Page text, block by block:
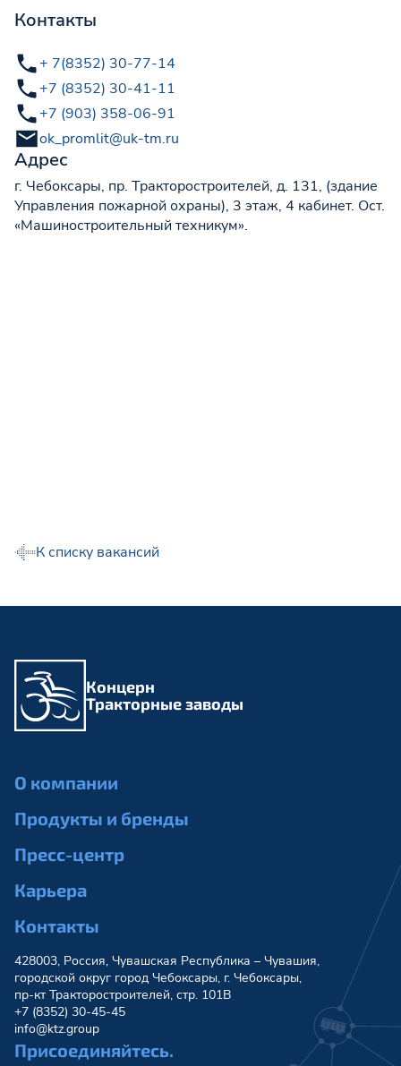
Контакты
+ 7(8352) 30-77-14
+7 (8352) 30-41-11
+7 (903) 358-06-91
ok_promlit@uk-tm.ru
Адрес
г. Чебоксары, пр. Тракторостроителей, д. 131, (здание
Управления пожарной охраны), 3 этаж, 4 кабинет. Ост.
«Машиностроительный техникум».
К списку вакансий
Концерн
Тракторные заводы
О компании
Продукты и бренды
Пресс-центр
Карьера
Контакты
428003, Россия, Чувашская Республика – Чувашия,
городской округ город Чебоксары, г. Чебоксары,
пр-кт Тракторостроителей, стр. 101В
+7 (8352) 30-45-45
info@ktz.group
Присоединяйтесь.